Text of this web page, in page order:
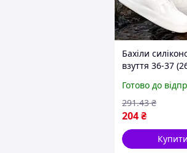
Бахіли
взуття 36-37
чохли для
Чохли на взуття
дощу
Готово до
204₴
291.43 ₴
Купити